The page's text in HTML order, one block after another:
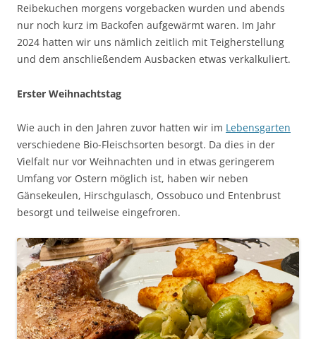
Reibekuchen morgens vorgebacken wurden und abends
nur noch kurz im Backofen aufgewärmt waren. Im Jahr
2024 hatten wir uns nämlich zeitlich mit Teigherstellung
und dem anschließendem Ausbacken etwas verkalkuliert.
Erster Weihnachtstag
Wie auch in den Jahren zuvor hatten wir im Lebensgarten
verschiedene Bio-Fleischsorten besorgt. Da dies in der
Vielfalt nur vor Weihnachten und in etwas geringerem
Umfang vor Ostern möglich ist, haben wir neben
Gänsekeulen, Hirschgulasch, Ossobuco und Entenbrust
besorgt und teilweise eingefroren.